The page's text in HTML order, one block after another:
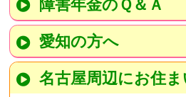
障害年金のＱ＆Ａ
愛知の方へ
名古屋周辺にお住